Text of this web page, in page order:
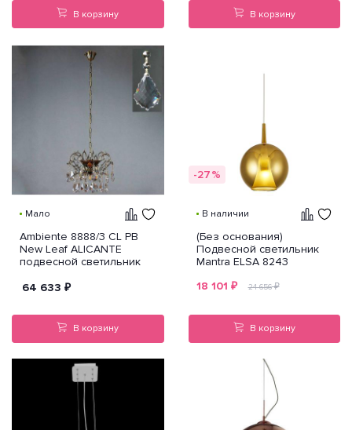
В корзину В корзину
Мало
Ambiente 8888/3 CL PB
New Leaf ALICANTE
подвесной светильник
64 633 ₽
В корзину
-27%
В наличии
(Без основания)
Подвесной светильник
Mantra ELSA 8243
18 101 ₽ 24 656₽
В корзину